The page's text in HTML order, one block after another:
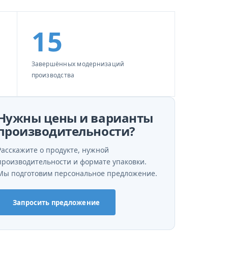
15
Завершённых модернизаций
производства
цены и варианты
о продукте, нужной
и формате упаковки.
подготовим персональное предложение.
Запросить предложение